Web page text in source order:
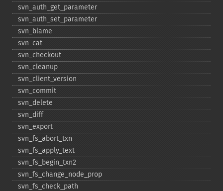
svn_​auth_​get_​parameter
svn_​auth_​set_​parameter
svn_​blame
svn_​cat
svn_​checkout
svn_​cleanup
svn_​client_​version
svn_​commit
svn_​delete
svn_​diff
svn_​export
svn_​fs_​abort_​txn
svn_​fs_​apply_​text
svn_​fs_​begin_​txn2
svn_​fs_​change_​node_​prop
svn_​fs_​check_​path